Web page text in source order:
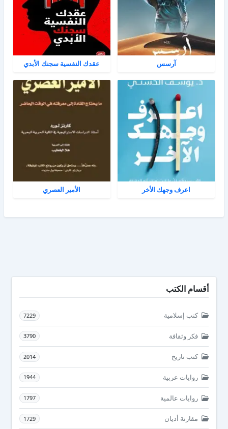
آرسس عقدك النفسية سجنك الأبدي
اعرف وجهك الأخر الأمير العصري
أقسام الكتب
كتب إسلامية 7229
فكر وثقافة 3790
كتب تاريخ 2014
روايات عربية 1944
روايات عالمية 1797
مقارنة أديان 1729